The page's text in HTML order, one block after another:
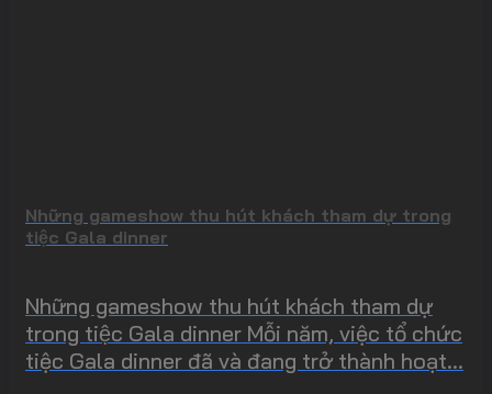
Những gameshow thu hút khách tham dự trong
tiệc Gala dinner
Những gameshow thu hút khách tham dự
trong tiệc Gala dinner Mỗi năm, việc tổ chức
tiệc Gala dinner đã và đang trở thành hoạt...